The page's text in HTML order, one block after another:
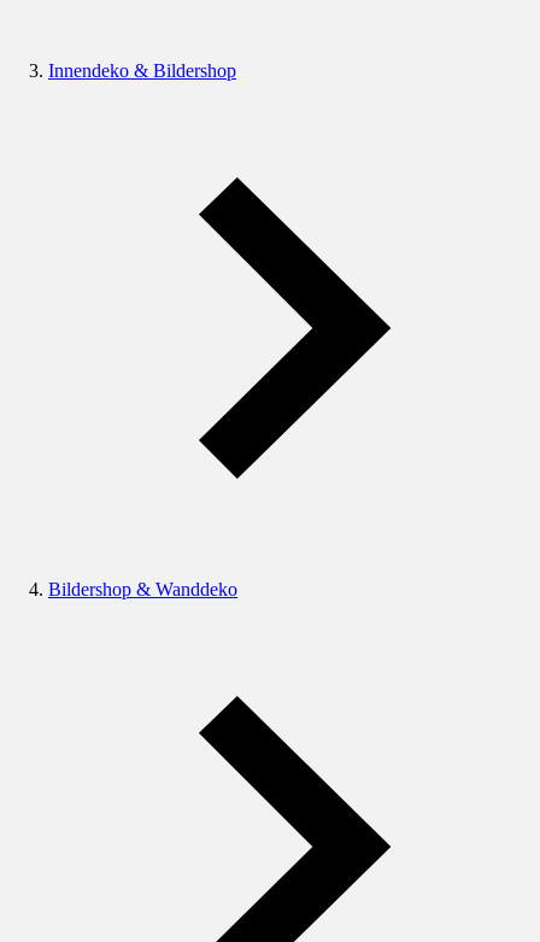
Innendeko & Bildershop
Bildershop & Wanddeko